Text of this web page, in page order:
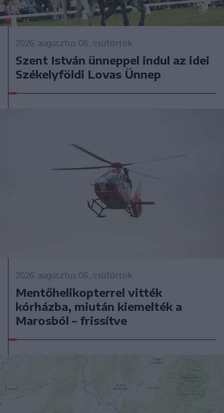
2026. augusztus 06., csütörtök
Szent István ünneppel indul az idei
Székelyföldi Lovas Ünnep
2026. augusztus 06., csütörtök
Mentőhelikopterrel vitték
kórházba, miután kiemelték a
Marosból – frissítve